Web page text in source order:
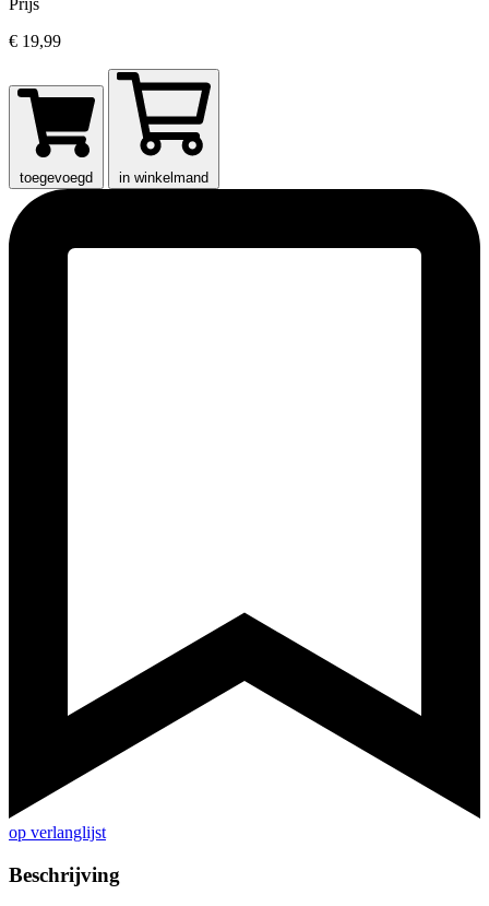
Prijs
€ 19,99
toegevoegd in winkelmand
op verlanglijst
Beschrijving